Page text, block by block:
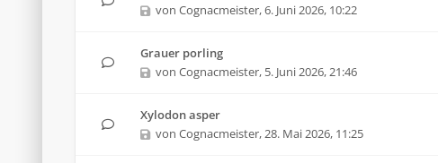
von Cognacmeister,6. Juni 2026, 10:22
Grauer porling
von Cognacmeister, 5. Juni 2026, 21:46
Xylodon asper
von Cognacmeister,28. Mai 2026, 11:25